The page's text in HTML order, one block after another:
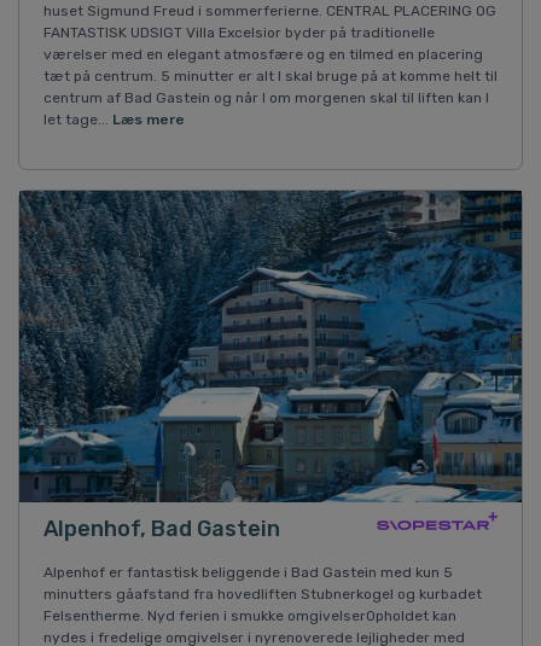
huset Sigmund Freud i sommerferierne. CENTRAL PLACERING OG
FANTASTISK UDSIGT Villa Excelsior byder på traditionelle
værelser med en elegant atmosfære og en tilmed en placering
tæt på centrum. 5 minutter er alt I skal bruge på at komme helt til
centrum af Bad Gastein og når I om morgenen skal til liften kan I
let tage... Læs mere
Alpenhof, Bad Gastein
Alpenhof er fantastisk beliggende i Bad Gastein med kun 5
minutters gåafstand fra hovedliften Stubnerkogel og kurbadet
Felsentherme. Nyd ferien i smukke omgivelserOpholdet kan
nydes i fredelige omgivelser i nyrenoverede lejligheder med